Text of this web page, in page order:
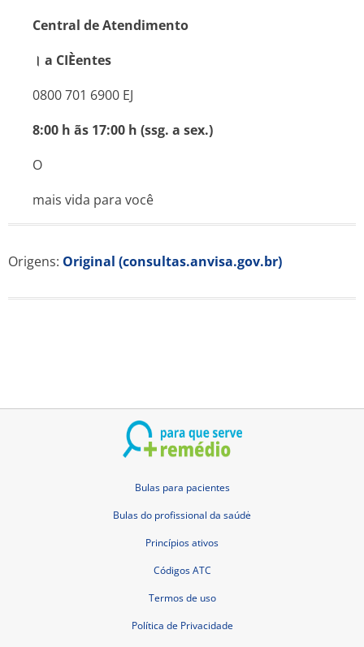
Central de Atendimento
। a CIÈentes
0800 701 6900 EJ
8:00 h ãs 17:00 h (ssg. a sex.)
O
mais vida para você
Origens: Original (consultas.anvisa.gov.br)
Bulas para pacientes
Bulas do profissional da saúdė
Princípios ativos
Códigos ATC
Termos de uso
Política de Privacidade